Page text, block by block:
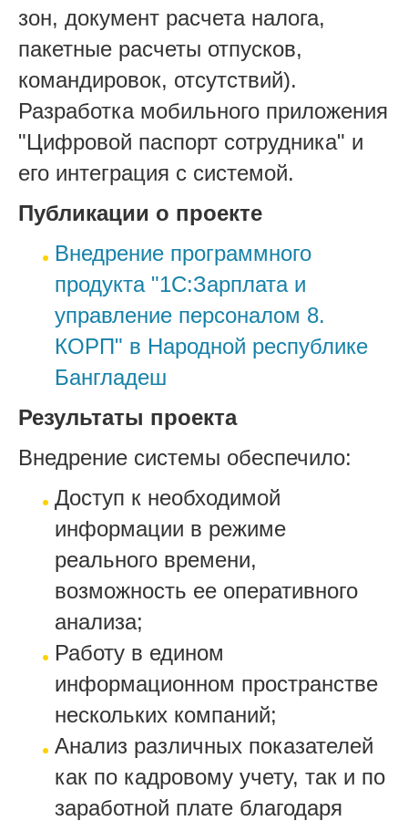
зон, документ расчета налога,
пакетные расчеты отпусков,
командировок, отсутствий).
Разработка мобильного приложения
"Цифровой паспорт сотрудника" и
его интеграция с системой.
Публикации о проекте
Внедрение программного
продукта "1С:Зарплата и
управление персоналом 8.
КОРП" в Народной республике
Бангладеш
Результаты проекта
Внедрение системы обеспечило:
Доступ к необходимой
информации в режиме
реального времени,
возможность ее оперативного
анализа;
Работу в едином
информационном пространстве
нескольких компаний;
Анализ различных показателей
как по кадровому учету, так и по
заработной плате благодаря